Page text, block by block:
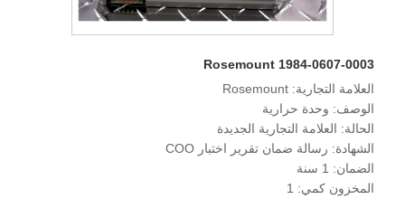
Rosemount 1984-0607-0003
العلامة التجارية: Rosemount
الوصف: وحدة حرارية
الحالة: العلامة التجارية الجديدة
الشهادة: رسالة ضمان تقرير اختبار COO
الضمان: 1 سنة
المخزون كمي: 1